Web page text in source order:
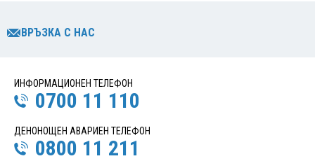
ВРЪЗКА С НАС
ИНФОРМАЦИОНЕН ТЕЛЕФОН
0700 11 110
ДЕНОНОЩЕН АВАРИЕН ТЕЛЕФОН
0800 11 211